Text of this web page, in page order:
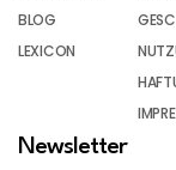
BLOG
LEXICON
Newsletter